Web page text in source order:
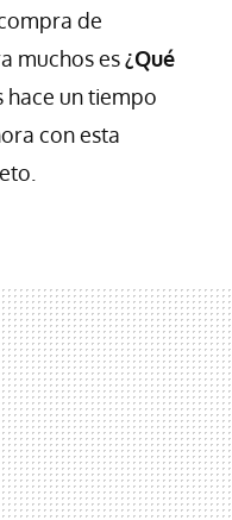
de
muchos es¿Qué
hace un tiempo
con esta